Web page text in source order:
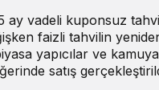
ay vadeli kuponsuz
faizli tahvilin
yapıcılar ve
satış